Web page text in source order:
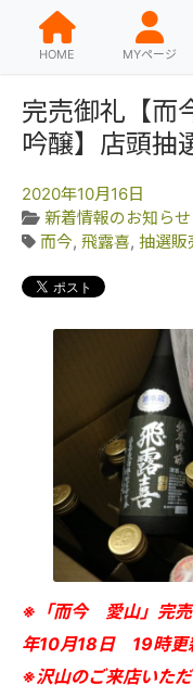
HOME MYページ
完売御礼【
吟醸】店頭抽
2020年10月16日
新着情報のお知らせ
而今, 飛露喜, 抽選販
※「而今 愛山」完売
年10月18日 19時更
※沢山のご来店いた